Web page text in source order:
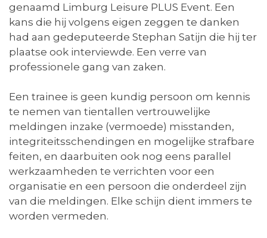
genaamd Limburg Leisure PLUS Event. Een
kans die hij volgens eigen zeggen te danken
had aan gedeputeerde Stephan Satijn die hij ter
plaatse ook interviewde. Een verre van
professionele gang van zaken.
Een trainee is geen kundig persoon om kennis
te nemen van tientallen vertrouwelijke
meldingen inzake (vermoede) misstanden,
integriteitsschendingen en mogelijke strafbare
feiten, en daarbuiten ook nog eens parallel
werkzaamheden te verrichten voor een
organisatie en een persoon die onderdeel zijn
van die meldingen. Elke schijn dient immers te
worden vermeden.